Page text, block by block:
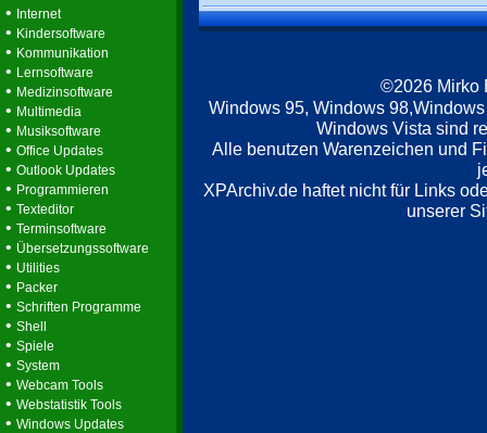
• Internet
• Kindersoftware
• Kommunikation
• Lernsoftware
• Medizinsoftware
• Multimedia
• Musiksoftware
• Office Updates
• Outlook Updates
• Programmieren
• Texteditor
• Terminsoftware
• Übersetzungssoftware
• Utilities
• Packer
• Schriften Programme
• Shell
• Spiele
• System
• Webcam Tools
• Webstatistik Tools
• Windows Updates
©2026 Mirko
Windows 95, Windows
Windows Vista sind
Alle benutzen Warenzeichen und
XPArchiv.de haftet nicht für Links
unserer